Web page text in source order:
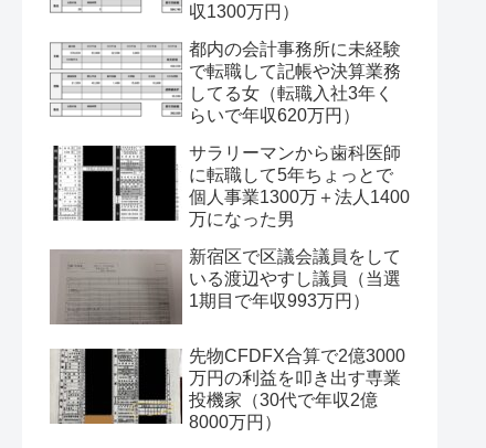
収1300万円）
都内の会計事務所に未経験
で転職して記帳や決算業務
してる女（転職入社3年く
らいで年収620万円）
サラリーマンから歯科医師
に転職して5年ちょっとで
個人事業1300万＋法人1400
万になった男
新宿区で区議会議員をして
いる渡辺やすし議員（当選
1期目で年収993万円）
先物CFDFX合算で2億3000
万円の利益を叩き出す専業
投機家（30代で年収2億
8000万円）